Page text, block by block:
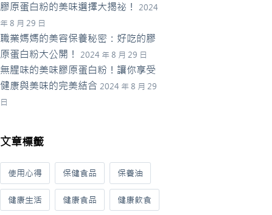
膠原蛋白粉的美味選擇大揭祕！
2024
年 8 月 29 日
職業媽媽的美容保養秘密：好吃的膠
原蛋白粉大公開！
2024 年 8 月 29 日
無腥味的美味膠原蛋白粉！讓你享受
健康與美味的完美結合 2024 年 8 月 29
日
文章標籤
使用心得 保健食品 保養油
健康生活 健康食品 健康飲食